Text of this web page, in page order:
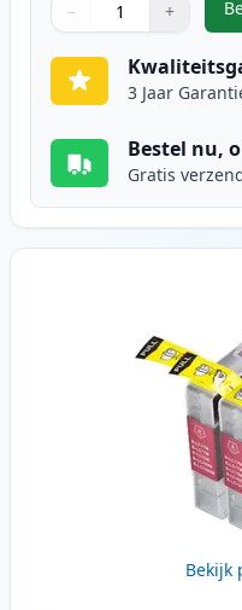
Gebruik de knoppen
− +
1
3 Jaar
Bestel nu,
Gratis
Bekijk